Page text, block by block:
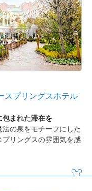
スプリングスホテル
まれた滞在を
の泉をモチーフにした
リングスの雰囲気を感